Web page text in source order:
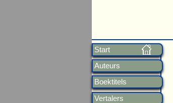
Start
Auteurs
Boektitels
Vertalers